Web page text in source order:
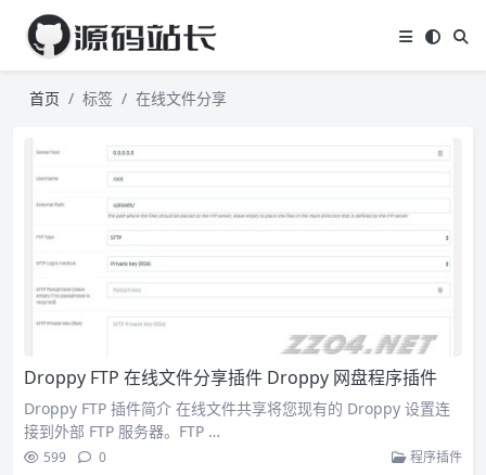
首页 标签 在线文件分享
Droppy FTP 在线文件分享插件 Droppy 网盘程序插件
Droppy FTP 插件简介 在线文件共享将您现有的 Droppy 设置连
接到外部 FTP 服务器。FTP …
599 0 程序插件